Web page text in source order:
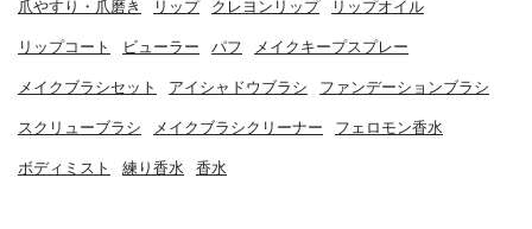
爪やすり・爪磨き リップ クレヨンリップ リップオイル
リップコート ビューラー パフ メイクキープスプレー
メイクブラシセット アイシャドウブラシ ファンデーションブラシ
スクリューブラシ メイクブラシクリーナー フェロモン香水
ボディミスト 練り香水 香水